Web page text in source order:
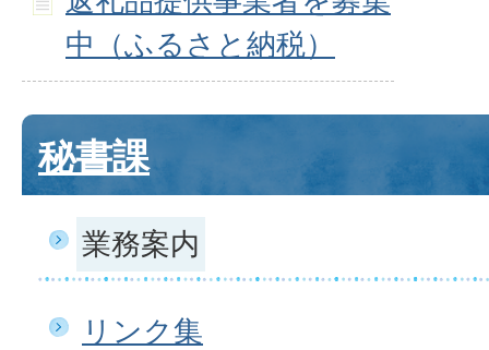
中（ふるさと納税）
秘書課
業務案内
リンク集